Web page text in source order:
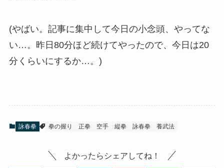
(やばい。記事に集中して今日の小念頭、やってな
い…。昨日80分ほど続けてやったので、今日は20
分くらいにするか…。)
詠春拳 拳の握り 正拳 空手 縦拳 詠春拳 養武法
よかったらシェアしてね！